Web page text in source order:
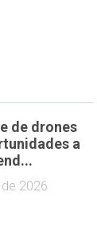
de drones
a
2026